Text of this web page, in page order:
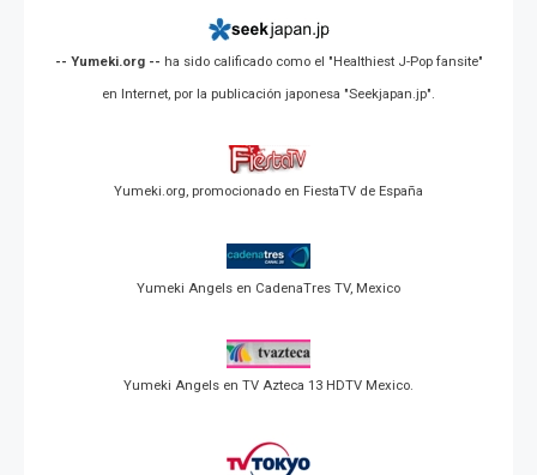
-- Yumeki.org -- ha sido calificado como el "Healthiest J-Pop fansite"
en Internet, por la publicación japonesa "Seekjapan.jp".
Yumeki.org, promocionado en FiestaTV de España
Yumeki Angels en CadenaTres TV, Mexico
Yumeki Angels en TV Azteca 13 HDTV Mexico.